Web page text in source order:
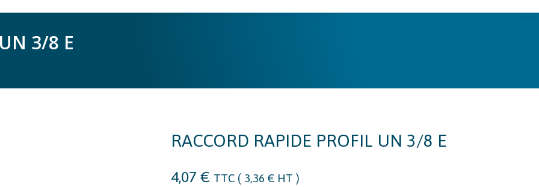
3/8 E
RACCORD RAPIDE PROFIL UN 3/8 E
4,07 € TTC ( 3,36 € HT )